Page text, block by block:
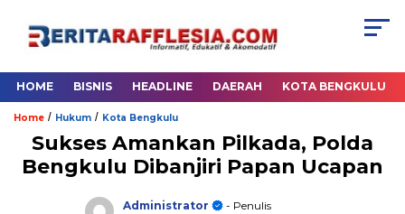
HOME BISNIS HEADLINE DAERAH KOTA BENGKULU
Home / Hukum / Kota Bengkulu
Sukses Amankan Pilkada, Polda
Bengkulu Dibanjiri Papan Ucapan
Administrator
- Penulis